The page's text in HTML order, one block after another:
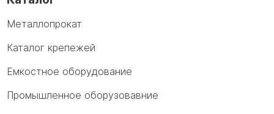
Металлопрокат
Каталог крепежей
Емкостное оборудование
Промышленное оборузовавние